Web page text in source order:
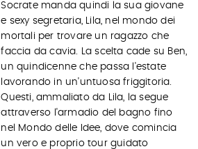
Socrate manda quindi la sua giovane
e sexy segretaria, Lila, nel mondo dei
mortali per trovare un ragazzo che
faccia da cavia. La scelta cade su Ben,
un quindicenne che passa l'estate
lavorando in un'untuosa friggitoria.
Questi, ammaliato da Lila, la segue
attraverso l'armadio del bagno fino
nel Mondo delle Idee, dove comincia
un vero e proprio tour guidato